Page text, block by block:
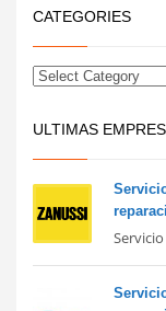
CATEGORIES
ULTIMAS